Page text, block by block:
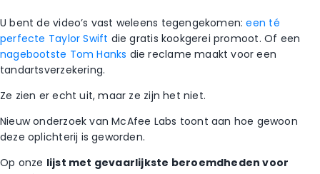
U bent de video’s vast weleens tegengekomen:een té
perfecte Taylor Swift die gratis kookgerei promoot. Of een
nagebootste Tom Hanks die reclame maakt voor een
tandartsverzekering.
Ze zien er echt uit, maar ze zijn het niet.
Nieuw onderzoek van McAfee Labs toont aan hoe gewoon
deze oplichterij is geworden.
Op onze lijst met gevaarlijkste beroemdheden voor